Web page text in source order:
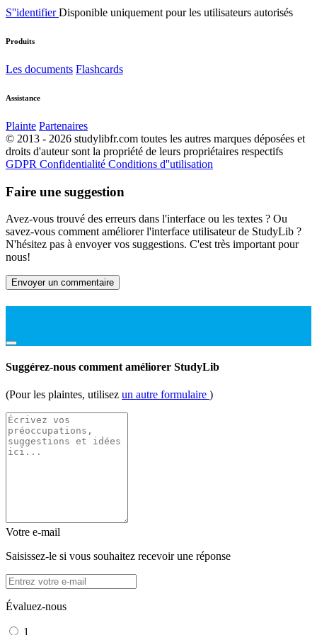
S''identifierDisponible uniquement pour les utilisateurs autorisés
Produits
Les documents Flashcards
Assistance
Plainte Partenaires
© 2013 - 2026 studylibfr.com toutes les autres marques déposées et
droits d'auteur sont la propriété de leurs propriétaires respectifs
GDPR Confidentialité Conditions d''utilisation
Faire une suggestion
Avez-vous trouvé des erreurs dans l'interface ou les textes ? Ou
savez-vous comment améliorer l'interface utilisateur de StudyLib ?
N'hésitez pas à envoyer vos suggestions. C'est très important pour
nous!
Envoyer un commentaire
Suggérez-nous comment améliorer StudyLib
(Pour les plaintes, utilisez un autre formulaire )
Votre e-mail
Saisissez-le si vous souhaitez recevoir une réponse
Évaluez-nous
1